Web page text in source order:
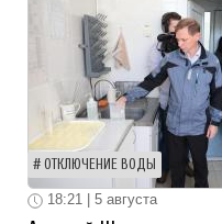
ОТКЛЮЧЕНИЕ ВОДЫ
18:21 | 5 августа